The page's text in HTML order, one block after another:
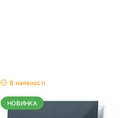
В наявності
НОВИНКА